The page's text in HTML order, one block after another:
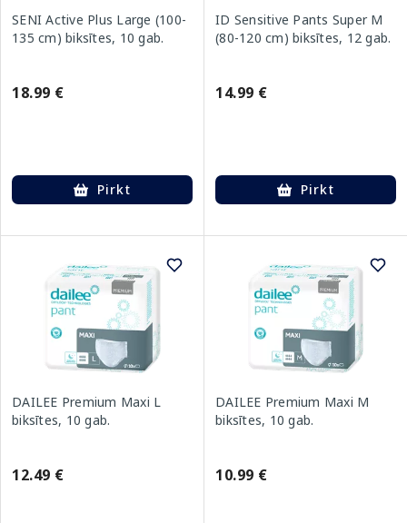
SENI Active Plus Large (100-
135 cm) biksītes, 10 gab.
18.99 €
Pirkt
ID Sensitive Pants Super M
(80-120 cm) biksītes, 12 gab.
14.99 €
Pirkt
DAILEE Premium Maxi L
biksītes, 10 gab.
12.49 €
DAILEE Premium Maxi M
biksītes, 10 gab.
10.99 €